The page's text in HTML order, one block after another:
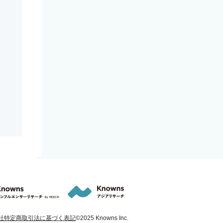
特定商取引法に基づく表記©︎2025 Knowns Inc.